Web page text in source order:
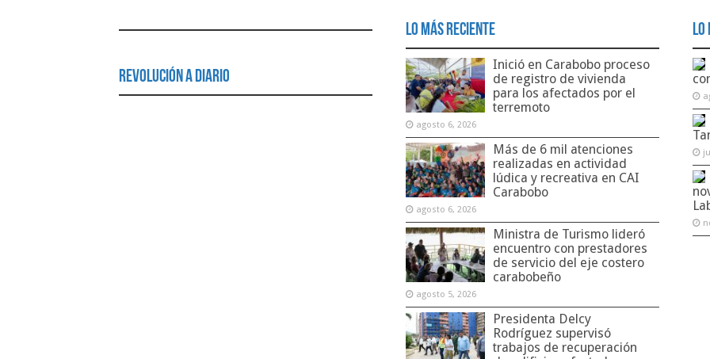
Revolución a Diario
Lo Más Reciente
Inició en Carabobo proceso
de registro de vivienda
para los afectados por el
terremoto
agosto 6, 2026
Más de 6 mil atenciones
realizadas en actividad
lúdica y recreativa en CAI
Carabobo
agosto 6, 2026
Ministra de Turismo lideró
encuentro con prestadores
de servicio del eje costero
carabobeño
agosto 5, 2026
Presidenta Delcy
Rodríguez supervisó
trabajos de recuperación
Lo